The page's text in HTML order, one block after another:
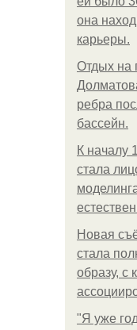
она
карьеры.
Отдых на
ребра
бассейн.
К началу
стала
Новая
стала
образу, с
"Я уже